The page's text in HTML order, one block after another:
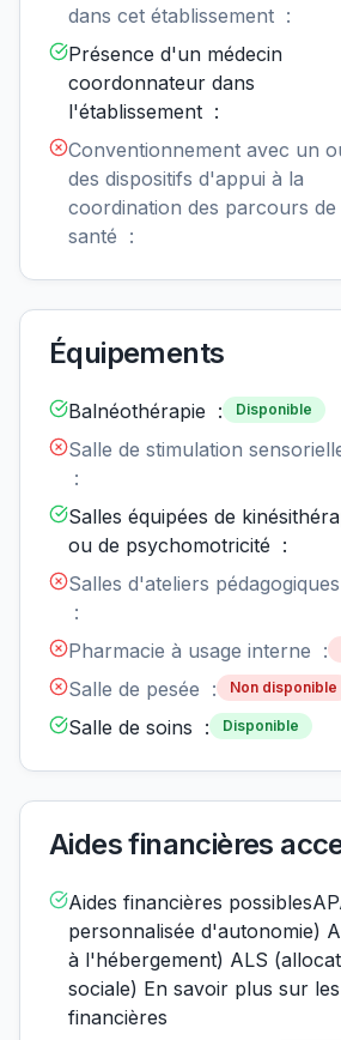
dans cet établissement :
Présence d'un médecin
coordonnateur dans
l'établissement :
Conventionnement avec un
des dispositifs d'appui à la
coordination des parcours de
santé :
Équipements
Balnéothérapie : Disponible
Salle de stimulation
:
Salles équipées de
ou de psychomotricité :
Salles d'ateliers pédagogiques
:
Pharmacie à usage interne :
Salle de pesée : Non disponible
Salle de soins : Disponible
Aides financières
Aides financières
personnalisée d'autonomie)
à l'hébergement) ALS
sociale) En savoir plus sur les
financières